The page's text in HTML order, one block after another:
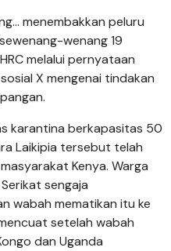
menembakkan peluru
wenang 19
melalui pernyataan
X mengenai tindakan
karantina berkapasitas 50
Laikipia tersebut telah
Kenya. Warga
sengaja
wabah mematikan itu ke
setelah wabah
dan Uganda